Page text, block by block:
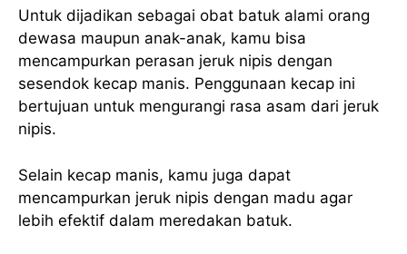
Untuk dijadikan sebagai obat batuk alami orang
dewasa maupun anak-anak, kamu bisa
mencampurkan perasan jeruk nipis dengan
sesendok kecap manis. Penggunaan kecap ini
bertujuan untuk mengurangi rasa asam dari jeruk
nipis.
Selain kecap manis, kamu juga dapat
mencampurkan jeruk nipis dengan madu agar
lebih efektif dalam meredakan batuk.